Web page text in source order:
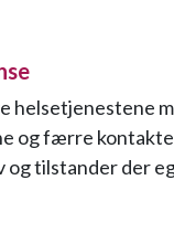
helsetjenestene
og færre
og tilstander der